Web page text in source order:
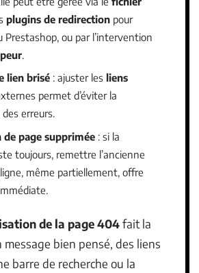
plugins de redirection pour
Prestashop, ou par l’intervention
.
lien brisé : ajuster les liens
permet d’éviter la
erreurs.
de page supprimée : si la
toujours, remettre l’ancienne
même partiellement, offre
de la page 404fait la
bien pensé, des liens
barre de recherche ou la